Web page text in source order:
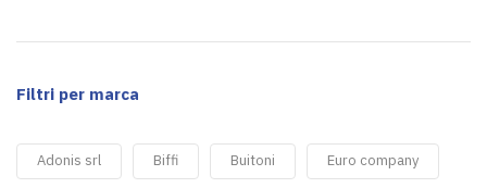
Filtri per marca
Adonis srl Biffi Buitoni Euro company